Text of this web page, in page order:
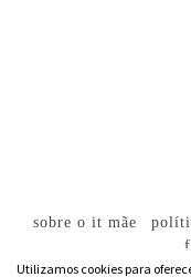
sobre o it mãe
Utilizamos cookies para